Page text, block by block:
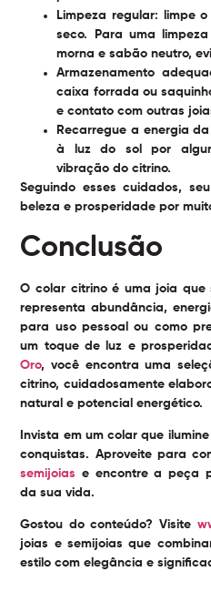
Limpeza regular: limpe
seco. Para uma
morna e sabão neutro,
Armazenamento
caixa forrada ou
e contato com outras
Recarregue a energia
à luz do sol por
vibração do citrino.
Seguindo esses cuidados,
beleza e prosperidade por
Conclusão
O colar citrinoé uma joia que
representa abundância,
para uso pessoal ou como
um toque de luz e
Oro, você encontra uma
citrino, cuidadosamente
natural e potencial energético.
Invista em um colar que
conquistas. Aproveite para
semijoias e encontre a peça
da sua vida.
Gostou do conteúdo? Visite
joias e semijoias que
estilo com elegância e